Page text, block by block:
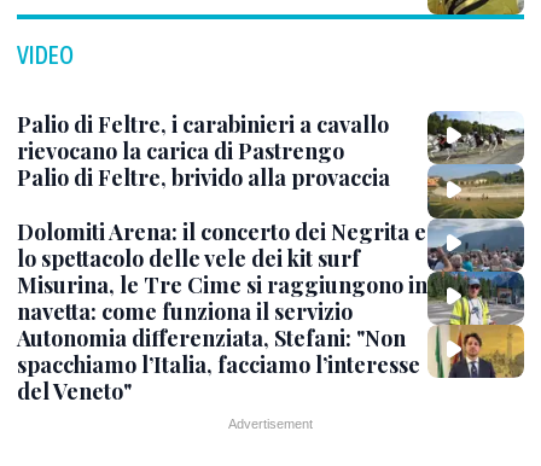
VIDEO
Palio di Feltre, i carabinieri a cavallo
rievocano la carica di Pastrengo
Palio di Feltre, brivido alla provaccia
Dolomiti Arena: il concerto dei Negrita e
lo spettacolo delle vele dei kit surf
Misurina, le Tre Cime si raggiungono in
navetta: come funziona il servizio
Autonomia differenziata, Stefani: "Non
spacchiamo l’Italia, facciamo l’interesse
del Veneto"